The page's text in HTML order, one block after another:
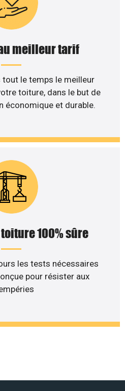
meilleur tarif
le temps le meilleur
toiture, dans le but de
économique et durable.
100% sûre
les tests nécessaires
pour résister aux